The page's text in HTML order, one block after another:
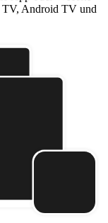
TV, Android TV und